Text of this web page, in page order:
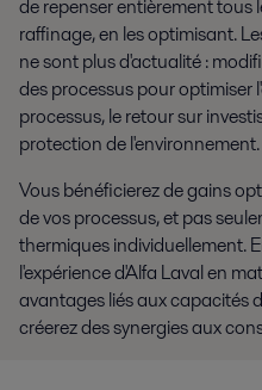
de repenser entièrement tous
raffinage, en les optimisant.
ne sont plus d'actualité :
des processus pour optimiser
processus, le retour sur
protection de l'environnement.
Vous bénéficierez de gains
de vos processus, et pas
thermiques individuellement.
l'expérience d'Alfa Laval en
avantages liés aux capacités
créerez des synergies aux